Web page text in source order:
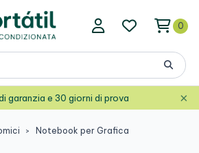
0
garanzia e 30 giorni di prova ×
Notebook per Grafica